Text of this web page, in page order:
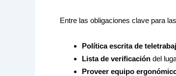
Entre las obligaciones clave para
Política escrita de
Lista de verificación del
Proveer equipo